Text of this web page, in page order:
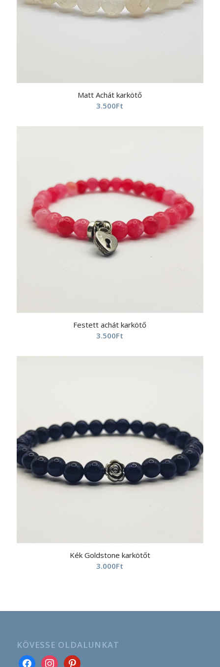
Matt Achát karkötő
3.500Ft
Festett achát karkötő
3.500Ft
Kék Goldstone karkötőt
3.000Ft
KÖVESSE OLDALUNKAT